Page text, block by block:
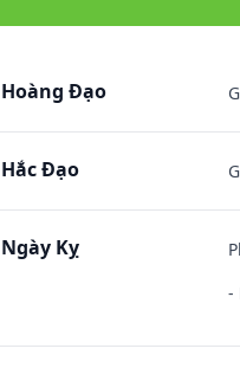
Đạo
Đạo
Kỵ
-